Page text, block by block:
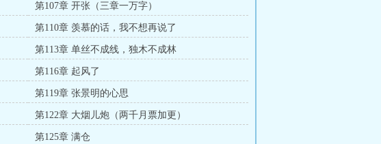
第107章 开张（三章一万字）
第110章 羡慕的话，我不想再说了
第113章 单丝不成线，独木不成林
第116章 起风了
第119章 张景明的心思
第122章 大烟儿炮（两千月票加更）
第125章 满仓